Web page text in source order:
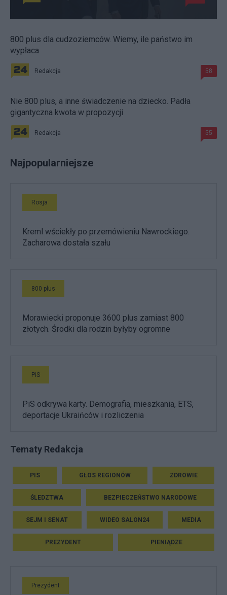
800 plus dla cudzoziemców. Wiemy, ile państwo im
wypłaca
Redakcja 58
Nie 800 plus, a inne świadczenie na dziecko. Padła
gigantyczna kwota w propozycji
Redakcja 55
Najpopularniejsze
Rosja
Kreml wściekły po przemówieniu Nawrockiego.
Zacharowa dostała szału
800 plus
Morawiecki proponuje 3600 plus zamiast 800
złotych. Środki dla rodzin byłyby ogromne
PiS
PiS odkrywa karty. Demografia, mieszkania, ETS,
deportacje Ukraińców i rozliczenia
Tematy Redakcja
PIS GŁOS REGIONÓW ZDROWIE
ŚLEDZTWA BEZPIECZEŃSTWO NARODOWE
SEJM I SENAT WIDEO SALON24 MEDIA
PREZYDENT PIENIĄDZE
Prezydent